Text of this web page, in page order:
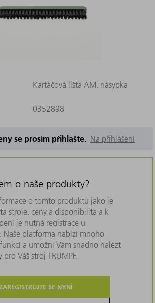
Kartáčová lišta AM, násypka
0352898
se prosím přihlašte. Na přihlášení
o naše produkty?
o tomto produktu jako je
stroje, ceny a disponibilita a k
je nutná registrace u
Naše platforma nabízí mnoho
a umožní Vám snadno nalézt
pro Váš stroj TRUMPF.
ZAREGISTRUJTE SE NYNÍ